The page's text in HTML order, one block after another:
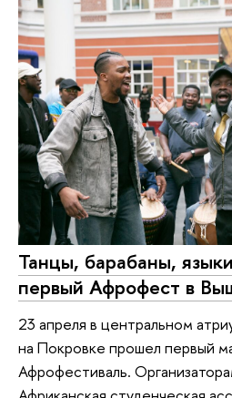
Танцы, барабаны,
первый Афрофест в
23 апреля в центральном
на Покровке прошел первый
Афрофестиваль.